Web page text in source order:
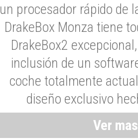
un procesador rápido de
DrakeBox Monza tiene
DrakeBox2
inclusión de un
coche totalmente
diseño exclusivo
Ver mas